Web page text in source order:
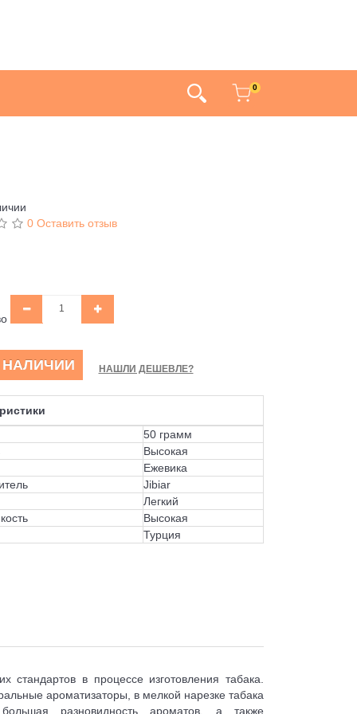
0
0 Оставить отзыв
НАЛИЧИИ НАШЛИ ДЕШЕВЛЕ?
50 грамм
Высокая
Ежевика
Jibiar
Легкий
Высокая
Турция
в процессе изготовления табака.
ароматизаторы, в мелкой нарезке табака
разновидность ароматов, а также